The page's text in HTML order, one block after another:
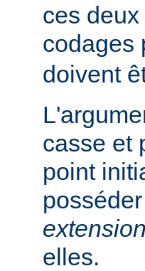
ces
codages
doivent
casse et
point
posséder
extension
elles.